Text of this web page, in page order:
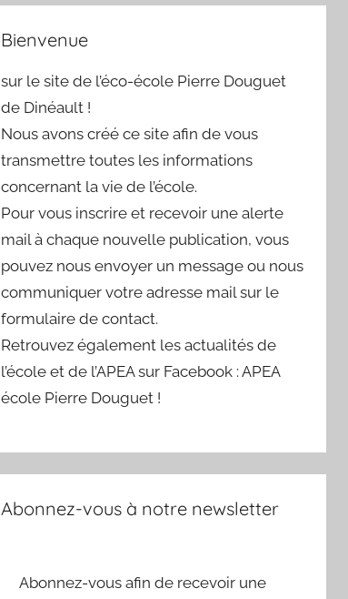
Bienvenue
sur le site de l’éco-école Pierre Douguet
de Dinéault !
Nous avons créé ce site afin de vous
transmettre toutes les informations
concernant la vie de l’école.
Pour vous inscrire et recevoir une alerte
mail à chaque nouvelle publication, vous
pouvez nous envoyer un message ou nous
communiquer votre adresse mail sur le
formulaire de contact.
Retrouvez également les actualités de
l’école et de l’APEA sur Facebook : APEA
école Pierre Douguet !
Abonnez-vous à notre newsletter
Abonnez-vous afin de recevoir une